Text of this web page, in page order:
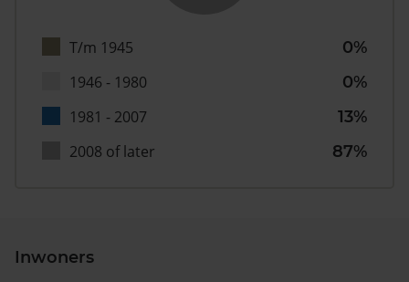
T/m 1945
0%
1946 - 1980
0%
1981 - 2007
13%
2008 of later
87%
Inwoners